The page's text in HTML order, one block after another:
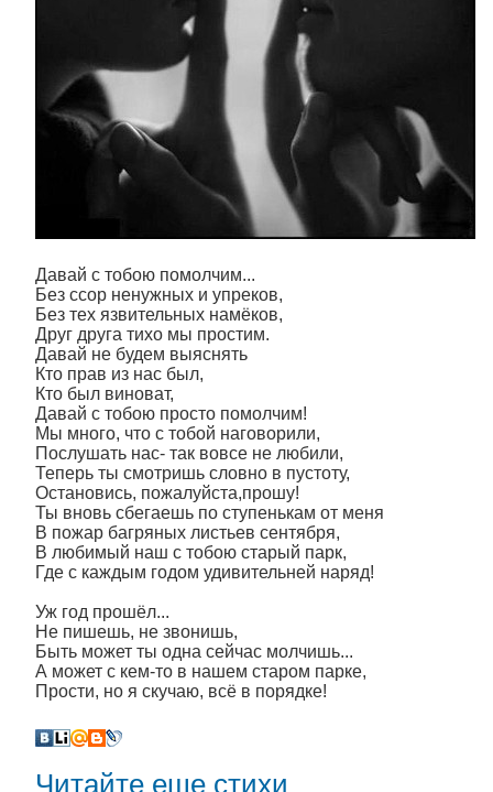
Давай с тобою помолчим...
Без ссор ненужных и упреков,
Без тех язвительных намёков,
Друг друга тихо мы простим.
Давай не будем выяснять
Кто прав из нас был,
Кто был виноват,
Давай с тобою просто помолчим!
Мы много, что с тобой наговорили,
Послушать нас- так вовсе не любили,
Теперь ты смотришь словно в пустоту,
Остановись, пожалуйста,прошу!
Ты вновь сбегаешь по ступенькам от меня
В пожар багряных листьев сентября,
В любимый наш с тобою старый парк,
Где с каждым годом удивительней наряд!
Уж год прошёл...
Не пишешь, не звонишь,
Быть может ты одна сейчас молчишь...
А может с кем-то в нашем старом парке,
Прости, но я скучаю, всё в порядке!
Читайте еще стихи